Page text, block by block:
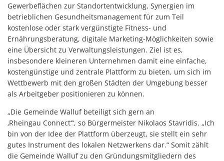
Gewerbeflächen zur Standortentwicklung, Synergien im
betrieblichen Gesundheitsmanagement für zum Teil
kostenlose oder stark vergünstigte Fitness- und
Ernährungsberatung, digitale Marketing-Möglichkeiten sowie
eine Übersicht zu Verwaltungsleistungen. Ziel ist es,
insbesondere kleineren Unternehmen damit eine einfache,
kostengünstige und zentrale Plattform zu bieten, um sich im
Wettbewerb mit den großen Städten der Umgebung besser
als Arbeitgeber positionieren zu können.
„Die Gemeinde Walluf beteiligt sich gern an
‚Rheingau Connect‘“, so Bürgermeister Nikolaos Stavridis. „Ich
bin von der Idee der Plattform überzeugt, sie stellt ein sehr
gutes Instrument des lokalen Netzwerkens dar.“ Somit zählt
die Gemeinde Walluf zu den Gründungsmitgliedern des